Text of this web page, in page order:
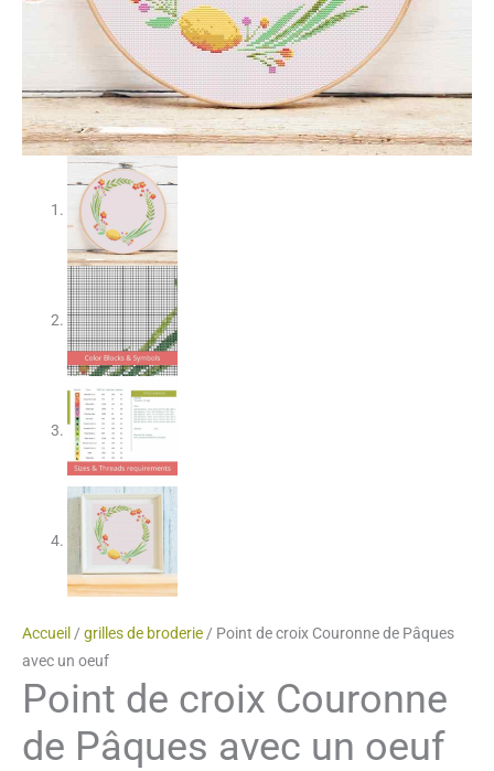
Accueil / grilles de broderie / Point de croix Couronne de Pâques
avec un oeuf
Point de croix Couronne
de Pâques avec un oeuf